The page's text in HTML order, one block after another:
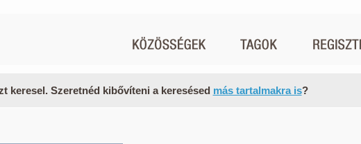
keresel. Szeretnéd kibővíteni a keresésed más tartalmakra is?